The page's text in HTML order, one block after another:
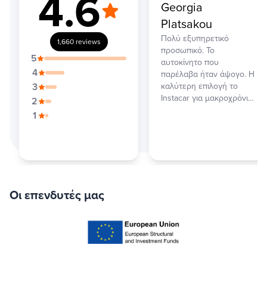
1,660 reviews
1
2
3
4
5
Georgia
Platsakou
Πολύ εξυπηρετικό
προσωπικό. Το
αυτοκίνητο που
παρέλαβα ήταν άψογο. Η
καλύτερη επιλογή το
Instacar για μακροχρόνι…
Οι επενδυτές μας